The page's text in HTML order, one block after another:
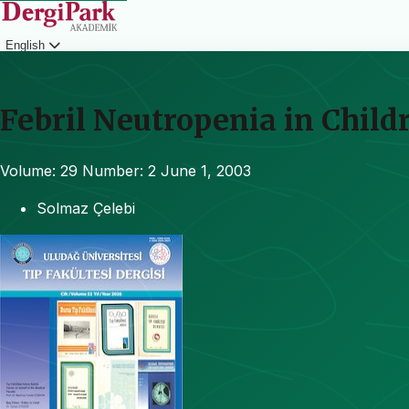
English
Febril Neutropenia in
Volume: 29 Number: 2 June 1, 2003
Solmaz Çelebi